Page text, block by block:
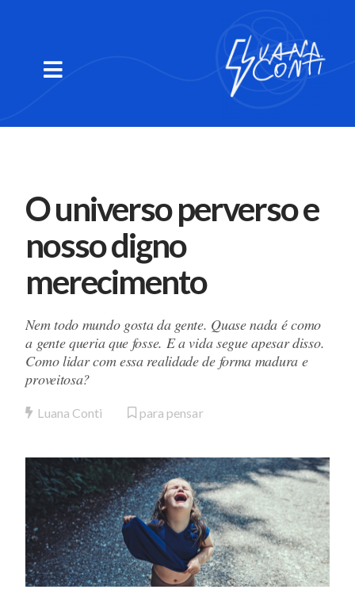
O universo perverso e
nosso digno
merecimento
Nem todo mundo gosta da gente. Quase nada é como
a gente queria que fosse. E a vida segue apesar disso.
Como lidar com essa realidade de forma madura e
proveitosa?
Luana Conti para pensar